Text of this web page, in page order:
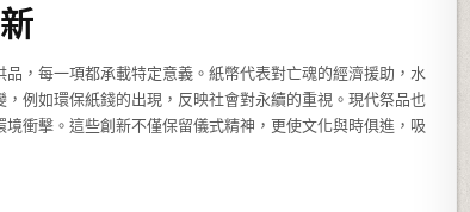
，每一項都承載特定意義。紙幣代表對亡魂的經濟援助，水
例如環保紙錢的出現，反映社會對永續的重視。現代祭品也
衝擊。這些創新不僅保留儀式精神，更使文化與時俱進，吸